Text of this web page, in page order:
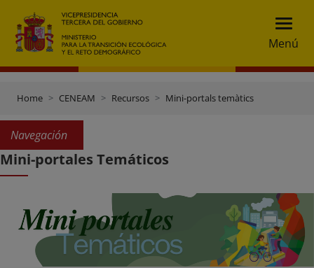
Menú
Home CENEAM Recursos Mini-portals temàtics
Navegación
Mini-portales Temáticos